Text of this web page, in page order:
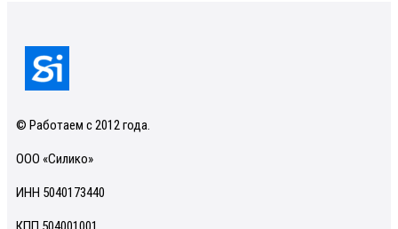
© Работаем с 2012 года.
ООО «Силико»
ИНН 5040173440